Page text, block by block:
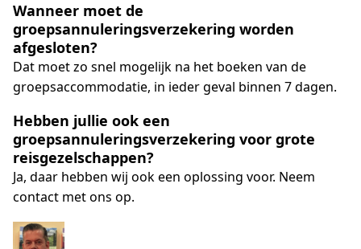
Wanneer moet de
groepsannuleringsverzekering worden
afgesloten?
Dat moet zo snel mogelijk na het boeken van de
groepsaccommodatie, in ieder geval binnen 7 dagen.
Hebben jullie ook een
groepsannuleringsverzekering voor grote
reisgezelschappen?
Ja, daar hebben wij ook een oplossing voor. Neem
contact met ons op.